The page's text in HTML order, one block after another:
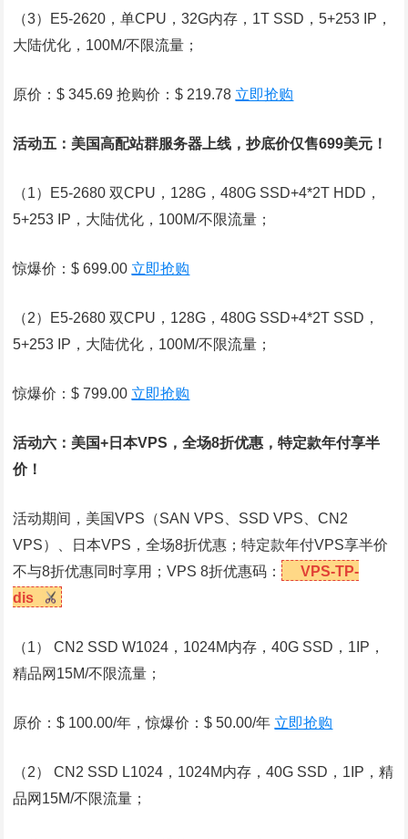
（3）E5-2620，单CPU，32G内存，1T SSD，5+253 IP，
大陆优化，100M/不限流量；
原价：$ 345.69 抢购价：$ 219.78 立即抢购
活动五：美国高配站群服务器上线，抄底价仅售699美元！
（1）E5-2680 双CPU，128G，480G SSD+4*2T HDD，
5+253 IP，大陆优化，100M/不限流量；
惊爆价：$ 699.00 立即抢购
（2）E5-2680 双CPU，128G，480G SSD+4*2T SSD，
5+253 IP，大陆优化，100M/不限流量；
惊爆价：$ 799.00 立即抢购
活动六：美国+ 日本VPS ，全场8折优惠，特定款年付享半
价！
活动期间， 美国VPS （SAN VPS、SSD VPS、CN2
VPS）、日本VPS，全场8折优惠；特定款年付VPS享半价
不与8折优惠同时享用；VPS 8折优惠码：
VPS-TP-
dis
（1） CN2 SSD W1024，1024M内存，40G SSD，1IP，
精品网15M/不限流量；
原价：$ 100.00/年，惊爆价：$ 50.00/年 立即抢购
（2） CN2 SSD L1024，1024M内存，40G SSD，1IP，精
品网15M/不限流量；